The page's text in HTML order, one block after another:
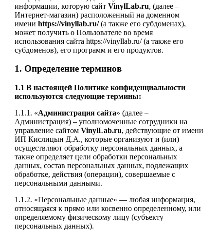
информации, которую сайт VinylLab.ru, (далее –
Интернет-магазин) расположенный на доменном
имени https://vinyllab.ru/(а также его субдоменах),
может получить о Пользователе во время
использования сайта https://vinyllab.ru/ (а также его
субдоменов), его программ и его продуктов.
1. Определение терминов
1.1 В настоящей Политике конфиденциальности
используются следующие термины:
1.1.1. «Администрация сайта» (далее –
Администрация) – уполномоченные сотрудники на
управление сайтом VinylLab.ru, действующие от имени
ИП Кислицын Д.А., которые организуют и (или)
осуществляют обработку персональных данных, а
также определяет цели обработки персональных
данных, состав персональных данных, подлежащих
обработке, действия (операции), совершаемые с
персональными данными.
1.1.2. «Персональные данные» — любая информация,
относящаяся к прямо или косвенно определенному, или
определяемому физическому лицу (субъекту
персональных данных).